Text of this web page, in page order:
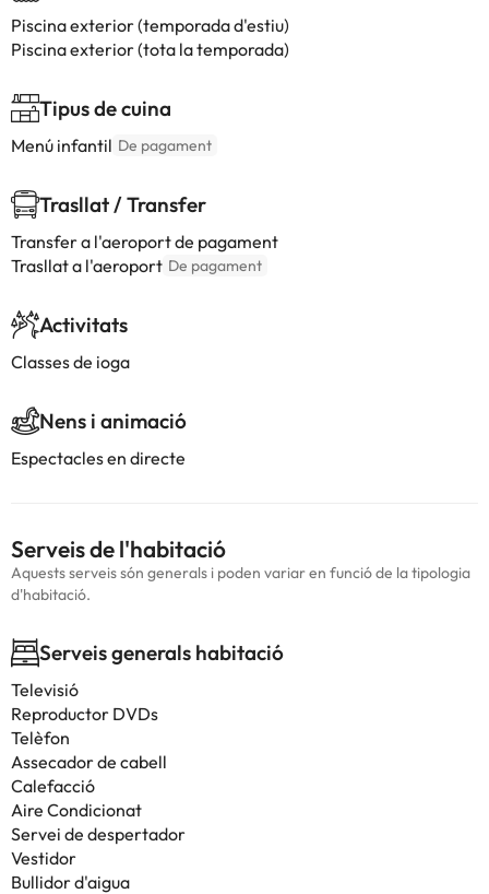
Piscina exterior (temporada d'estiu)
Piscina exterior (tota la temporada)
Tipus de cuina
Menú infantil De pagament
Trasllat / Transfer
Transfer a l'aeroport de pagament
Trasllat a l'aeroport De pagament
Activitats
Classes de ioga
Nens i animació
Espectacles en directe
Serveis de l'habitació
Aquests serveis són generals i poden variar en funció de la tipologia
d'habitació.
Serveis generals habitació
Televisió
Reproductor DVDs
Telèfon
Assecador de cabell
Calefacció
Aire Condicionat
Servei de despertador
Vestidor
Bullidor d'aigua